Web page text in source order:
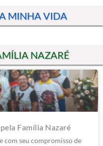
MINHA VIDA
NAZARÉ
Família Nazaré
com seu compromisso de